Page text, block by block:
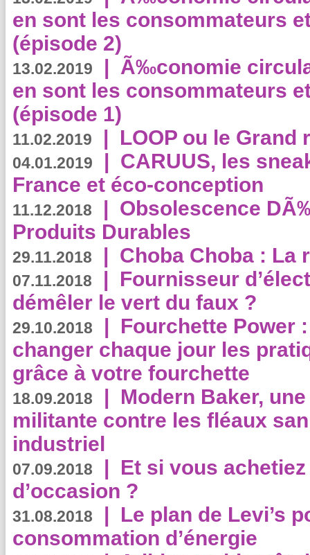
en sont les consommateurs
(épisode 2)
13.02.2019 | Ã‰conomie
en sont les consommateurs
(épisode 1)
11.02.2019 | LOOP ou le Grand
04.01.2019 | CARUUS, les
France et éco-conception
11.12.2018 | Obsolescence
Produits Durables
29.11.2018 | Choba Choba : La
07.11.2018 | Fournisseur
démêler le vert du faux ?
29.10.2018 | Fourchette Power
changer chaque jour les
grâce à votre fourchette
18.09.2018 | Modern Baker,
militante contre les fléaux
industriel
07.09.2018 | Et si vous
d’occasion ?
31.08.2018 | Le plan de Levi’s
consommation d’énergie